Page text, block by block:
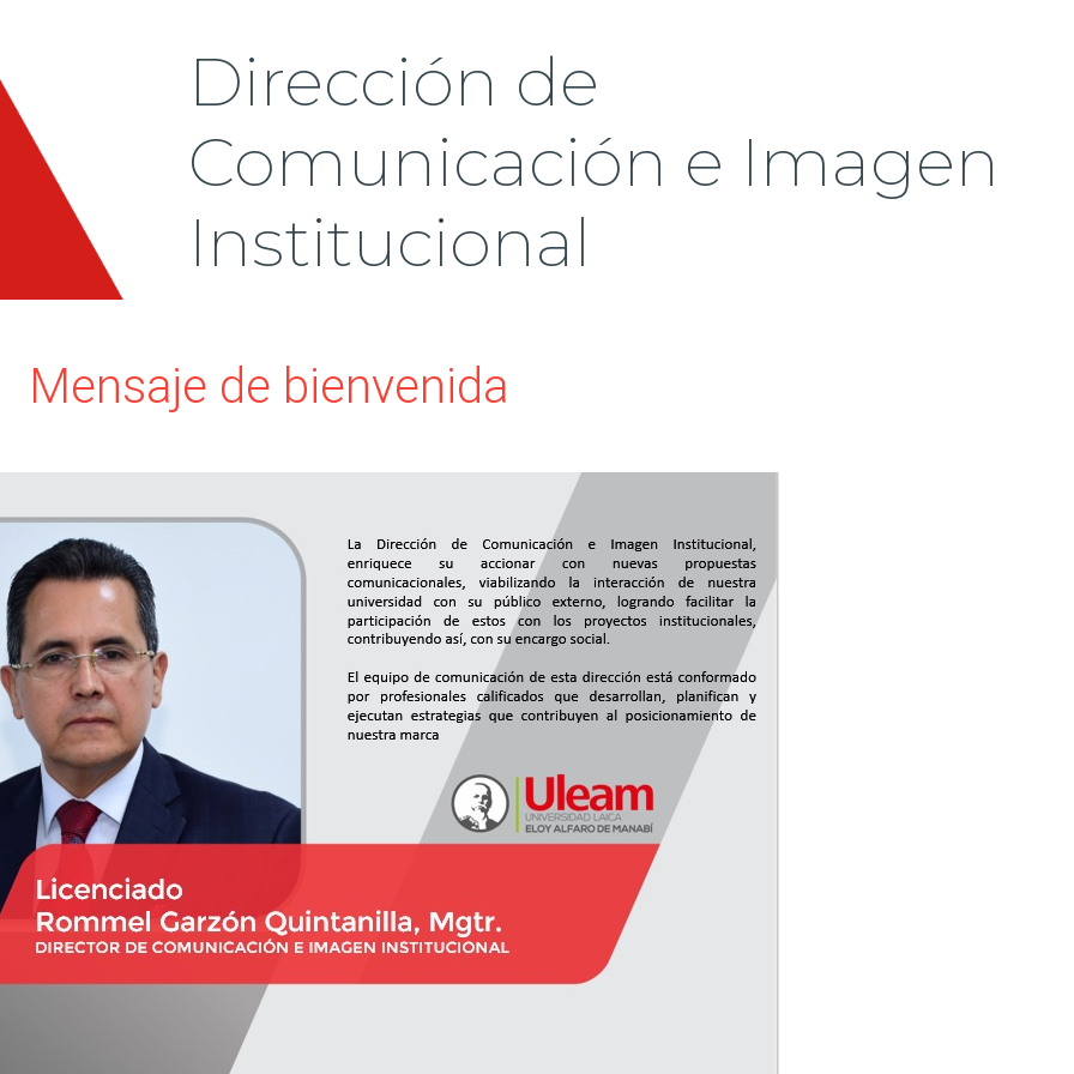
Dirección de
Comunicación e Imagen
Institucional
Mensaje de bienvenida